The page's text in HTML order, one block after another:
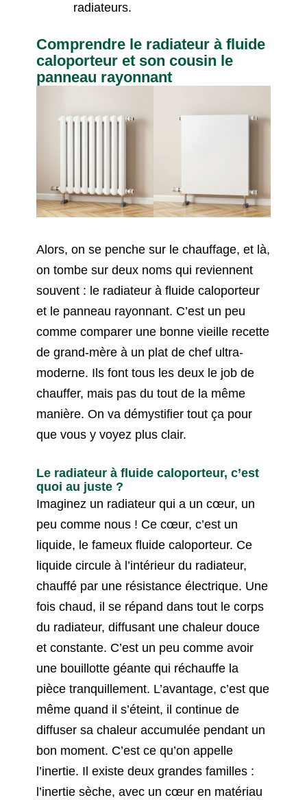
radiateurs.
Comprendre le radiateur à fluide
caloporteur et son cousin le
panneau rayonnant
Alors, on se penche sur le chauffage, et là,
on tombe sur deux noms qui reviennent
souvent : le radiateur à fluide caloporteur
et le panneau rayonnant. C’est un peu
comme comparer une bonne vieille recette
de grand-mère à un plat de chef ultra-
moderne. Ils font tous les deux le job de
chauffer, mais pas du tout de la même
manière. On va démystifier tout ça pour
que vous y voyez plus clair.
Le radiateur à fluide caloporteur, c’est
quoi au juste ?
Imaginez un radiateur qui a un cœur, un
peu comme nous ! Ce cœur, c’est un
liquide, le fameux fluide caloporteur. Ce
liquide circule à l’intérieur du radiateur,
chauffé par une résistance électrique. Une
fois chaud, il se répand dans tout le corps
du radiateur, diffusant une chaleur douce
et constante. C’est un peu comme avoir
une bouillotte géante qui réchauffe la
pièce tranquillement. L’avantage, c’est que
même quand il s’éteint, il continue de
diffuser sa chaleur accumulée pendant un
bon moment. C’est ce qu’on appelle
l’inertie. Il existe deux grandes familles :
l’inertie sèche, avec un cœur en matériau